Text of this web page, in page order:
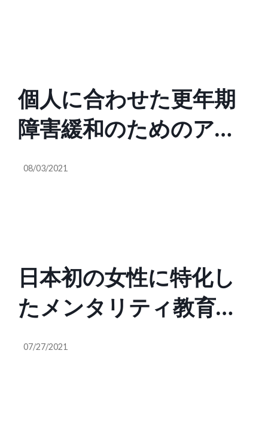
個人に合わせた更年期
障害緩和のためのアプ
リを開発するVira
08/03/2021
日本初の女性に特化し
たメンタリティ教育・
キャリアスクールを手
07/27/2021